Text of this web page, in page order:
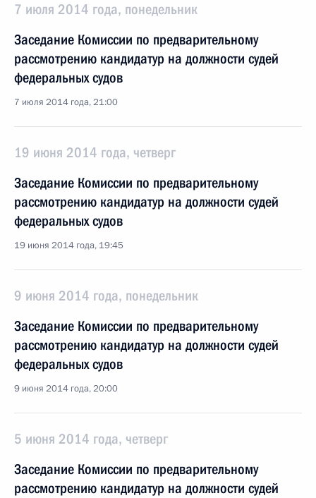
7 июля 2014 года, понедельник
Заседание Комиссии по предварительному
рассмотрению кандидатур на должности судей
федеральных судов
7 июля 2014 года, 21:00
19 июня 2014 года, четверг
Заседание Комиссии по предварительному
рассмотрению кандидатур на должности судей
федеральных судов
19 июня 2014 года, 19:45
9 июня 2014 года, понедельник
Заседание Комиссии по предварительному
рассмотрению кандидатур на должности судей
федеральных судов
9 июня 2014 года, 20:00
5 июня 2014 года, четверг
Заседание Комиссии по предварительному
рассмотрению кандидатур на должности судей